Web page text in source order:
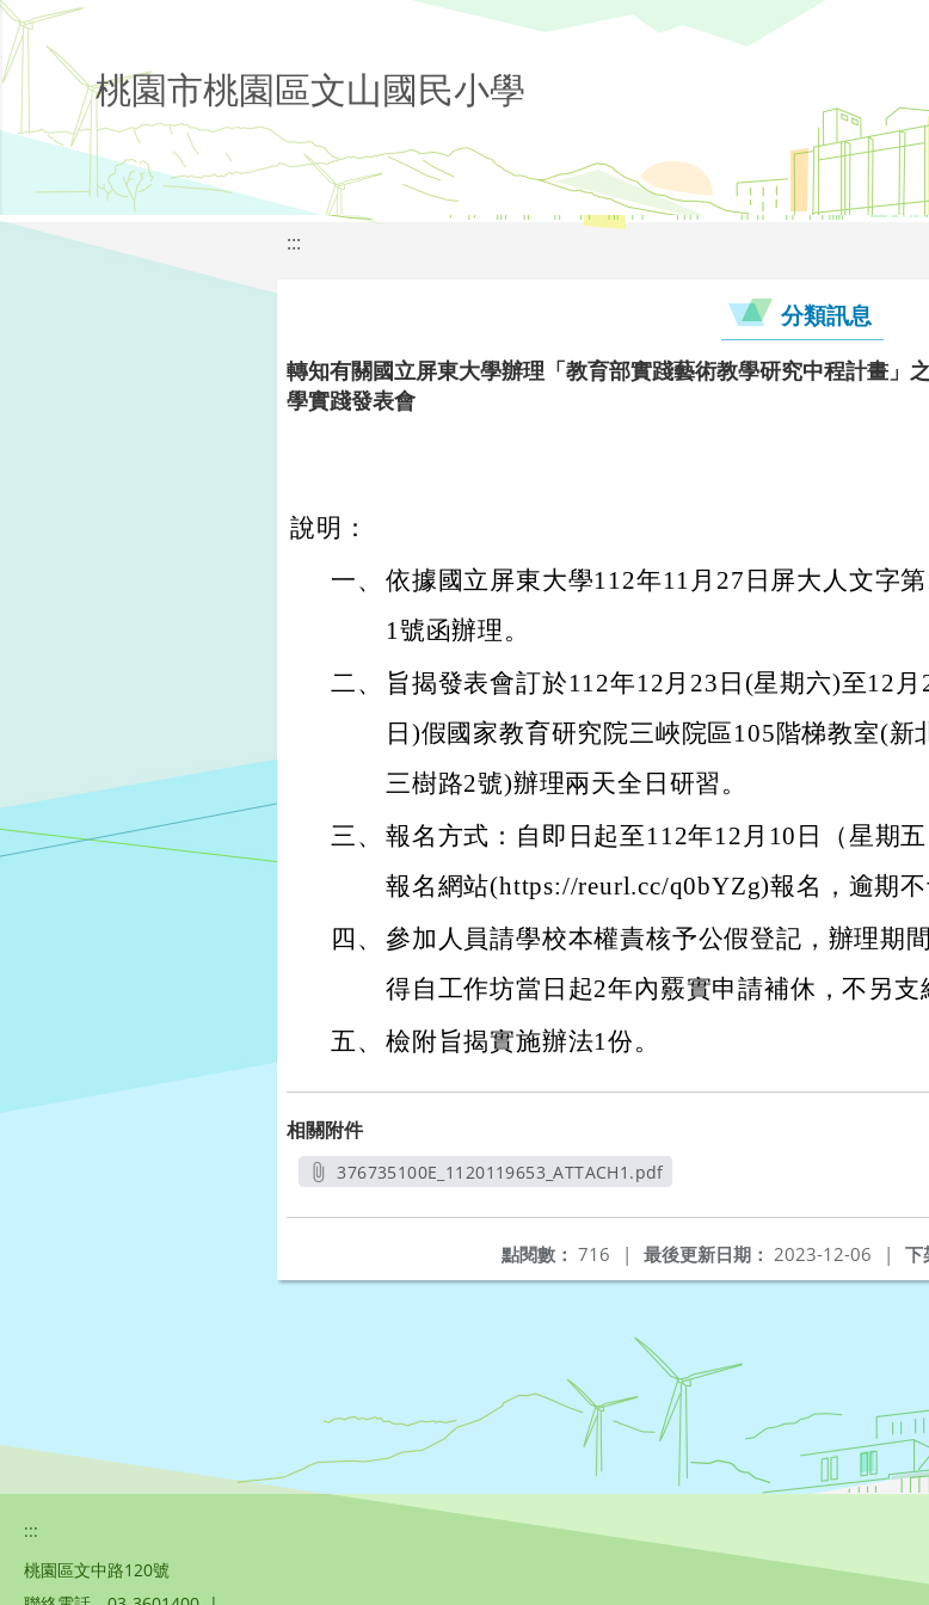
桃園市桃園區文山國民小學
:::
分類訊息
轉知有關國立屏東大學辦理「教育部實踐藝術教學研究中程計畫」
學實踐發表會
說明：
一、 依據國立屏東大學112年11月27日屏大人文字
1號函辦理。
二、
旨揭發表會訂於112年12月23日(星期六)至12月
日)假國家教育研究院三峽院區105階梯教室(新
三樹路2號)辦理兩天全日研習。
三、 報名方式：自即日起至112年12月10日（星期
報名網站(https://reurl.cc/q0bYZg)報名，逾期不
四、 參加人員請學校本權責核予公假登記，辦理期
得自工作坊當日起2年內覈實申請補休，不另支
五、 檢附旨揭實施辦法1份。
相關附件
376735100E_1120119653_ATTACH1.pdf
下
最後更新日期： 2023-12-06 |
點閱數： 716 |
:::
桃園區文中路120號